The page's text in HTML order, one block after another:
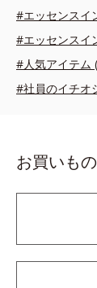
#エッセンスイ
#エッセンスイ
#人気アイテム
#社員のイチオ
お買いも